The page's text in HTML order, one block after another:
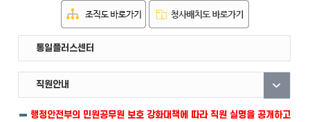
산림연구원
동물위생시험소
도로관리사업소
농업박물관
중앙협력본부
혁신도시지원단
도립도서관
종자관리소
도립미술관
통일플러스센터
직원안내
부서안내
자료실
행정안전부의 민원공무원 보호 강화대책에 따라 직원 실명을 공개하고